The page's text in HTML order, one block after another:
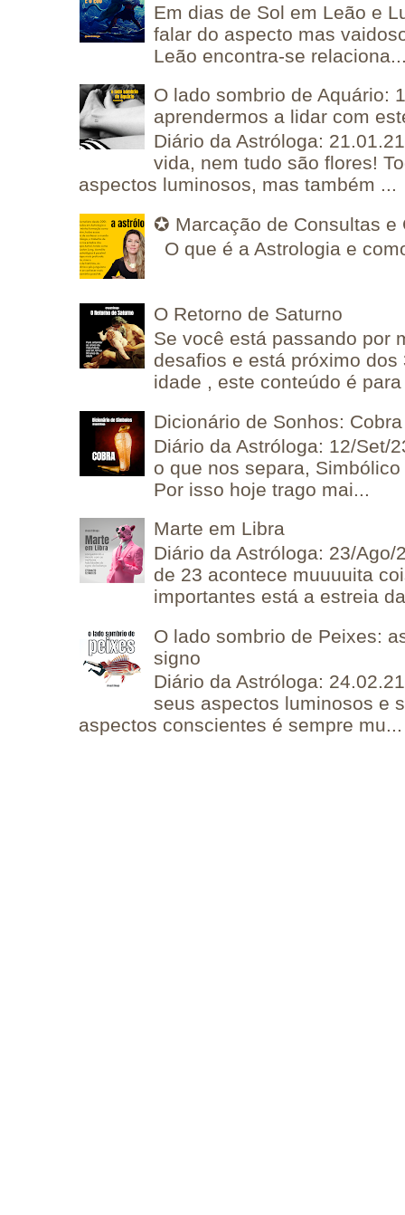
Em dias de Sol em Leão e
falar do aspecto mas
Leão encontra-se
O lado sombrio de Aquário:
aprendermos a lidar com
Diário da Astróloga:
vida, nem tudo são flores!
aspectos luminosos, mas também ...
✪ Marcação de Consultas e
O que é a Astrologia e
O Retorno de Saturno
Se você está passando por
desafios e está próximo
idade , este conteúdo é
Dicionário de Sonhos: Cobra
Diário da Astróloga: 12/Set/
o que nos separa,
Por isso hoje trago mai...
Marte em Libra
Diário da Astróloga: 23/
de 23 acontece muuuuita
importantes está a estreia
O lado sombrio de Peixes:
signo
Diário da Astróloga:
seus aspectos luminosos e
aspectos conscientes é sempre mu...